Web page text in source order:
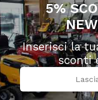
5%
Inserisci la
sconti